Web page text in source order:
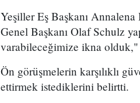
Yeşiller Eş Başkanı
Genel Başkanı Olaf Schulz
varabileceğimize ikna
Ön görüşmelerin karşılıklı
ettirmek istediklerini belirtti.